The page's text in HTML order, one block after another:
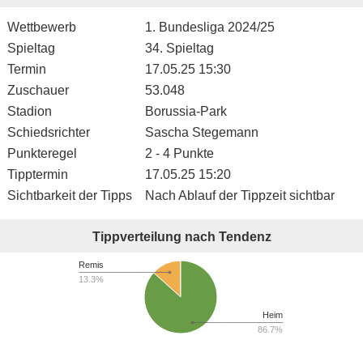
Wettbewerb
1. Bundesliga 2024/25
Spieltag
34. Spieltag
Termin
17.05.25 15:30
Zuschauer
53.048
Stadion
Borussia-Park
Schiedsrichter
Sascha Stegemann
Punkteregel
2 - 4 Punkte
Tipptermin
17.05.25 15:20
Sichtbarkeit der Tipps
Nach Ablauf der Tippzeit sichtbar
Tippverteilung nach Tendenz
Heim
86.7%
Remis
13.3%